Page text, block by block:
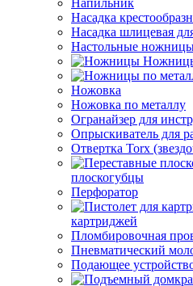
Напильник
Насадка
Насадка шлицевая
Настольные
Ножовка
Ножовка по металлу
Огранайзер для
Опрыскиватель для
Отвертка Torx
плоскогубцы
Перфоратор
картриджей
Пломбировочная
Пневматический
Подающее